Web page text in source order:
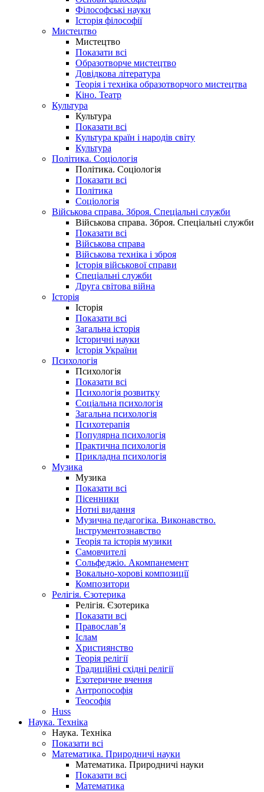
Філософські науки
Історія філософії
Мистецтво
Мистецтво
Показати всі
Образотворче мистецтво
Довідкова література
Теорія і техніка образотворчого мистецтва
Кіно. Театр
Культура
Культура
Показати всі
Культура країн і народів світу
Культура
Політика. Соціологія
Політика. Соціологія
Показати всі
Політика
Соціологія
Військова справа. Зброя. Спеціальні служби
Військова справа. Зброя. Спеціальні служби
Показати всі
Військова справа
Військова техніка і зброя
Історія військової справи
Спеціальні служби
Друга світова війна
Історія
Історія
Показати всі
Загальна історія
Історичні науки
Історія України
Психологія
Психологія
Показати всі
Психологія розвитку
Соціальна психологія
Загальна психологія
Психотерапія
Популярна психологія
Практична психологія
Прикладна психологія
Музика
Музика
Показати всі
Пісенники
Нотні видання
Музична педагогіка. Виконавство.
Інструментознавство
Теорія та історія музики
Самовчителі
Сольфеджіо. Акомпанемент
Вокально-хорові композиції
Композитори
Релігія. Єзотерика
Релігія. Єзотерика
Показати всі
Православ’я
Іслам
Християнство
Теорія релігії
Традиційні східні релігії
Езотеричне вчення
Антропософія
Теософія
Huss
Наука. Техніка
Наука. Техніка
Показати всі
Математика. Природничі науки
Математика. Природничі науки
Показати всі
Математика